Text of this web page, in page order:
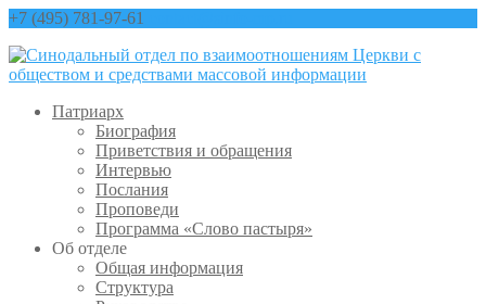
+7 (495) 781-97-61
Патриарх
Биография
Приветствия и обращения
Интервью
Послания
Проповеди
Программа «Слово пастыря»
Об отделе
Общая информация
Структура